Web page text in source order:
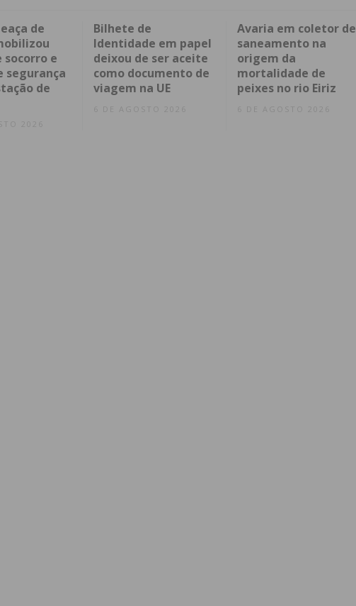
de
socorro e
segurança
de
2026
Bilhete de
Identidade em papel
deixou de ser aceite
como documento de
viagem na UE
6 DE AGOSTO 2026
Avaria em coletor de
saneamento na
origem da
mortalidade de
peixes no rio Eiriz
6 DE AGOSTO 2026